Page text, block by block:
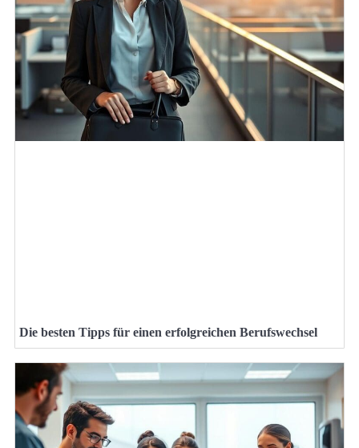
Die besten Tipps für einen erfolgreichen Berufswechsel